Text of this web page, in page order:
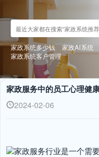
家政系统多少钱 家政AI系统
家政系统客户管理
家政服务中的员工心理健
2024-02-06
家政服务行业是一个需